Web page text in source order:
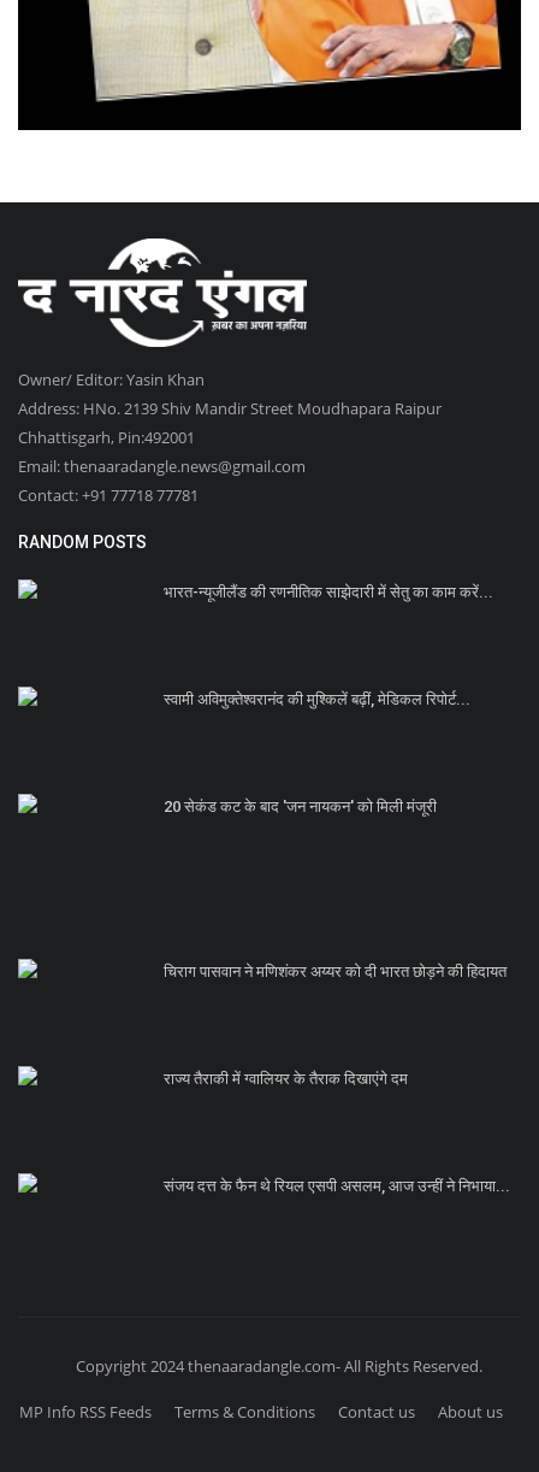
Owner/ Editor: Yasin Khan
Address: HNo. 2139 Shiv Mandir Street Moudhapara Raipur
Chhattisgarh, Pin:492001
Email: thenaaradangle.news@gmail.com
Contact: +91 77718 77781
RANDOM POSTS
भारत-न्यूजीलैंड की रणनीतिक साझेदारी में सेतु का काम करें...
स्वामी अविमुक्तेश्वरानंद की मुश्किलें बढ़ीं, मेडिकल रिपोर्ट...
20 सेकंड कट के बाद 'जन नायकन' को मिली मंजूरी
चिराग पासवान ने मणिशंकर अय्यर को दी भारत छोड़ने की हिदायत
राज्य तैराकी में ग्वालियर के तैराक दिखाएंगे दम
संजय दत्त के फैन थे रियल एसपी असलम, आज उन्हीं ने निभाया...
Copyright 2024 thenaaradangle.com- All Rights Reserved.
MP Info RSS Feeds Terms & Conditions Contact us About us